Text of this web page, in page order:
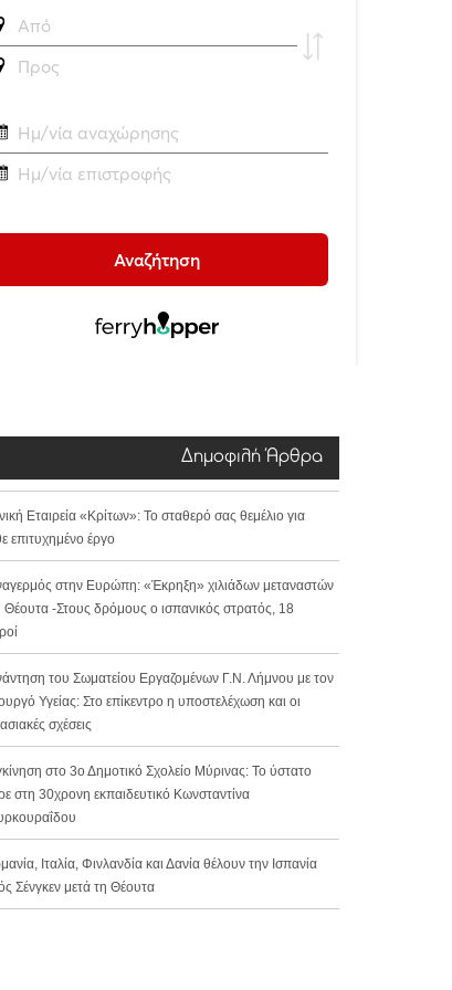
Δημοφιλή Άρθρα
Εταιρεία «Κρίτων»: Το σταθερό σας θεμέλιο για
επιτυχημένο έργο
στην Ευρώπη: «Έκρηξη» χιλιάδων μεταναστών
Θέουτα -Στους δρόμους ο ισπανικός στρατός, 18
του Σωματείου Εργαζομένων Γ.Ν. Λήμνου με τον
Υγείας: Στο επίκεντρο η υποστελέχωση και οι
σχέσεις
στο 3ο Δημοτικό Σχολείο Μύρινας: Το ύστατο
στη 30χρονη εκπαιδευτικό Κωνσταντίνα
Ιταλία, Φινλανδία και Δανία θέλουν την Ισπανία
Σένγκεν μετά τη Θέουτα